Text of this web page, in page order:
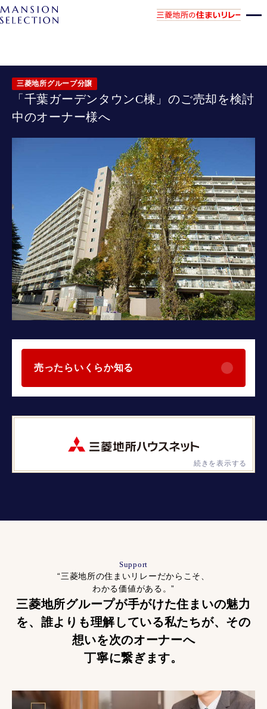
三菱地所グループ分譲
「千葉ガーデンタウンC棟」のご売却を検討
中のオーナー様へ
売ったらいくらか知る
続きを表示する
Support
“三菱地所の住まいリレーだからこそ、
わかる価値がある。”
三菱地所グループが手がけた住まいの魅力
を、 誰よりも理解している私たちが、 その
想いを次のオーナーへ
丁寧に繋ぎます。